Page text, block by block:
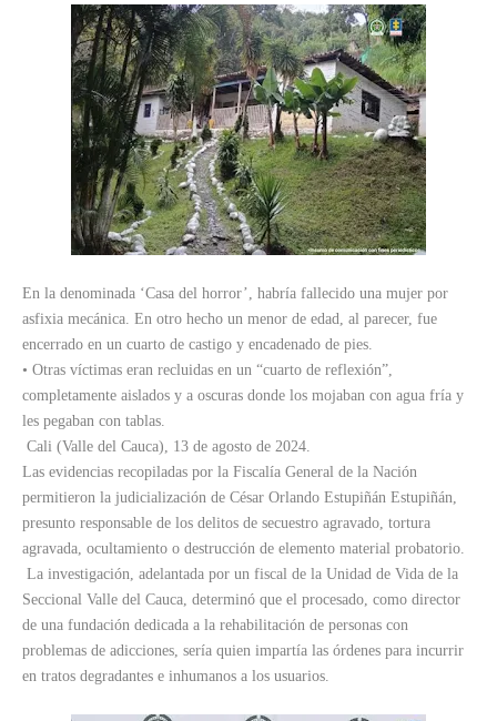
En la denominada ‘Casa del horror’, habría fallecido una mujer por
asfixia mecánica. En otro hecho un menor de edad, al parecer, fue
encerrado en un cuarto de castigo y encadenado de pies.
• Otras víctimas eran recluidas en un “cuarto de reflexión”,
completamente aislados y a oscuras donde los mojaban con agua fría y
les pegaban con tablas.
Cali (Valle del Cauca), 13 de agosto de 2024.
Las evidencias recopiladas por la Fiscalía General de la Nación
permitieron la judicialización de César Orlando Estupiñán Estupiñán,
presunto responsable de los delitos de secuestro agravado, tortura
agravada, ocultamiento o destrucción de elemento material probatorio.
La investigación, adelantada por un fiscal de la Unidad de Vida de la
Seccional Valle del Cauca, determinó que el procesado, como director
de una fundación dedicada a la rehabilitación de personas con
problemas de adicciones, sería quien impartía las órdenes para incurrir
en tratos degradantes e inhumanos a los usuarios.